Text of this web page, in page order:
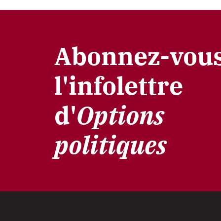
Abonnez-
l'infolettre
d'Options
politiques